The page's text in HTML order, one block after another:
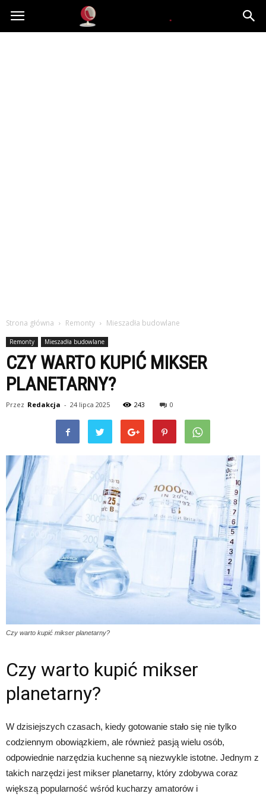
Dekoteria.pl
Strona główna Remonty Mieszadła budowlane
Remonty Mieszadła budowlane
CZY WARTO KUPIĆ MIKSER
PLANETARNY?
Przez Redakcja - 24 lipca 2025 243 0
Czy warto kupić mikser planetarny?
Czy warto kupić mikser
planetarny?
W dzisiejszych czasach, kiedy gotowanie stało się nie tylko
codziennym obowiązkiem, ale również pasją wielu osób,
odpowiednie narzędzia kuchenne są niezwykle istotne. Jednym z
takich narzędzi jest mikser planetarny, który zdobywa coraz
większą popularność wśród kucharzy amatorów i